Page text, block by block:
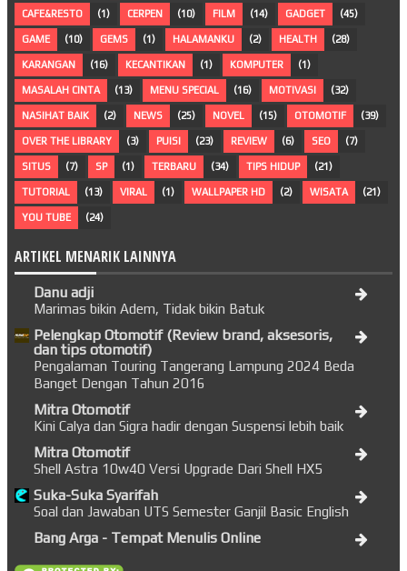
CAFE&RESTO (1) CERPEN (10) FILM (14) GADGET (45)
GAME (10) GEMS (1) HALAMANKU (2) HEALTH (28)
KARANGAN (16) KECANTIKAN (1) KOMPUTER (1)
MASALAH CINTA (13) MENU SPECIAL (16) MOTIVASI (32)
NASIHAT BAIK (2) NEWS (25) NOVEL (15) OTOMOTIF (39)
OVER THE LIBRARY (3) PUISI (23) REVIEW (6) SEO (7)
SITUS (7) SP (1) TERBARU (34) TIPS HIDUP (21)
TUTORIAL (13) VIRAL (1) WALLPAPER HD (2) WISATA (21)
YOU TUBE (24)
ARTIKEL MENARIK LAINNYA
Danu adji
Marimas bikin Adem, Tidak bikin Batuk
Pelengkap Otomotif (Review brand, aksesoris,
dan tips otomotif)
Pengalaman Touring Tangerang Lampung 2024 Beda
Banget Dengan Tahun 2016
Mitra Otomotif
Kini Calya dan Sigra hadir dengan Suspensi lebih baik
Mitra Otomotif
Shell Astra 10w40 Versi Upgrade Dari Shell HX5
Suka-Suka Syarifah
Soal dan Jawaban UTS Semester Ganjil Basic English
Bang Arga - Tempat Menulis Online